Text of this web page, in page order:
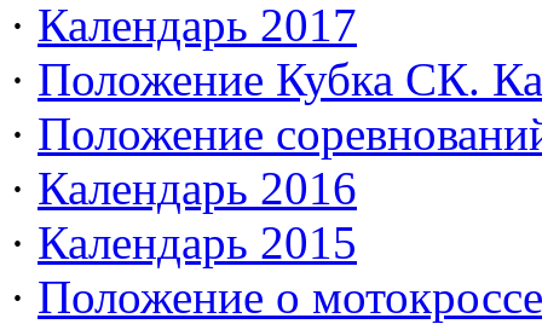
· Календарь 2017
· Положение Кубка СК.
· Положение
· Календарь 2016
· Календарь 2015
· Положение о